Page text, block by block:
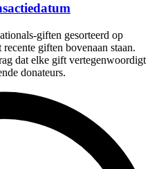
giften gesorteerd op
giften bovenaan staan.
dat elke gift vertegenwoordigt
donateurs.